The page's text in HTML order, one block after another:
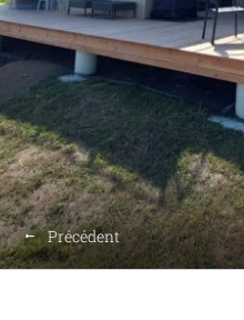
Précédent